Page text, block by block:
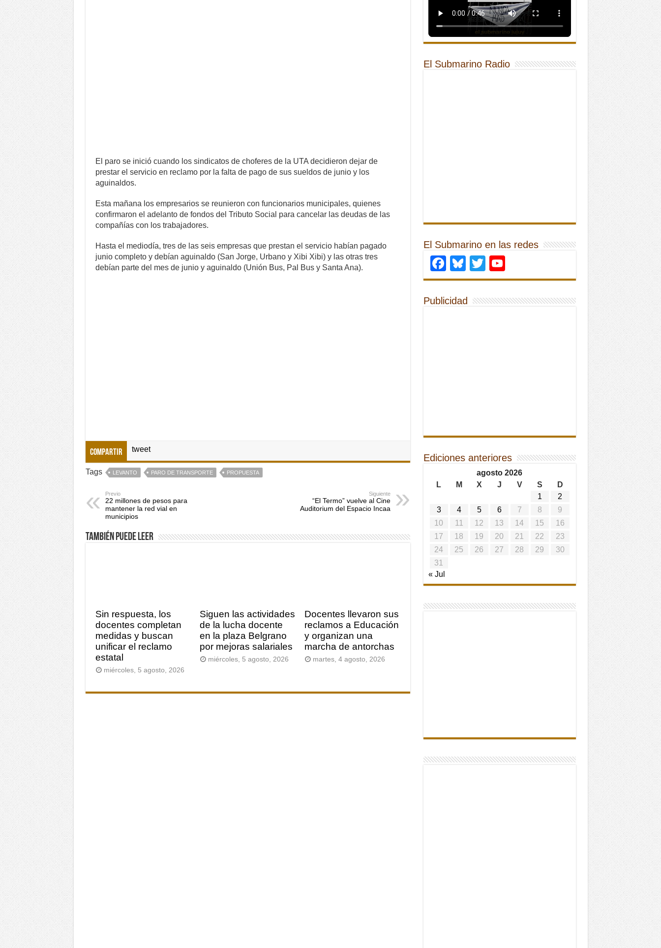
El paro se inició cuando los sindicatos de choferes de la UTA decidieron dejar de
prestar el servicio en reclamo por la falta de pago de sus sueldos de junio y los
aguinaldos.
Esta mañana los empresarios se reunieron con funcionarios municipales, quienes
confirmaron el adelanto de fondos del Tributo Social para cancelar las deudas de las
compañías con los trabajadores.
Hasta el mediodía, tres de las seis empresas que prestan el servicio habían pagado
junio completo y debían aguinaldo (San Jorge, Urbano y Xibi Xibi) y las otras tres
debían parte del mes de junio y aguinaldo (Unión Bus, Pal Bus y Santa Ana).
Compartir tweet
Tags LEVANTO PARO DE TRANSPORTE PROPUESTA
Previo
22 millones de pesos para
mantener la red vial en
municipios
Siguiente
“El Termo” vuelve al Cine
Auditorium del Espacio Incaa
También puede leer
Sin respuesta, los
docentes completan
medidas y buscan
unificar el reclamo
estatal
miércoles, 5 agosto, 2026
Siguen las actividades
de la lucha docente
en la plaza Belgrano
por mejoras salariales
miércoles, 5 agosto, 2026
Docentes llevaron sus
reclamos a Educación
y organizan una
marcha de antorchas
martes, 4 agosto, 2026
El Submarino Radio
El Submarino en las redes
Facebook
Bluesky
Twitter
Publicidad
Ediciones anteriores
agosto 2026
L
M X J V S
D
1
2
3
4 5 6 7 8
9
10
11 12 13 14 15
16
17
18 19 20 21 22
23
24
25 26 27 28 29
30
31
« Jul